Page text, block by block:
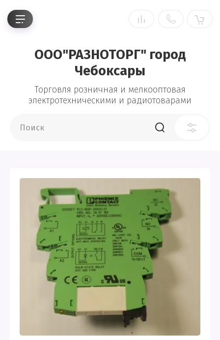
ООО"РАЗНОТОРГ" город
Чебоксары
Торговля розничная и мелкооптовая
электротехническими и радиотоварами